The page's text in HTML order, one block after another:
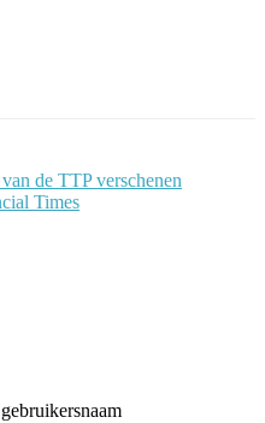
de TTP verschenen
Times